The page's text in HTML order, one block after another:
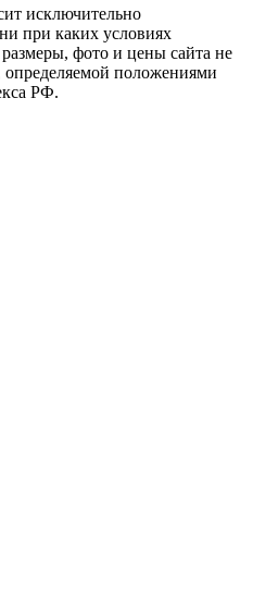
исключительно
при каких условиях
фото и цены сайта не
положениями
РФ.